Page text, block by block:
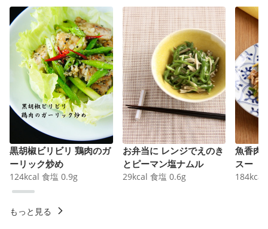
黒胡椒ビリビリ 鶏肉のガ
ーリック炒め
124kcal 食塩 0.9g
お弁当に レンジでえのき
とピーマン塩ナムル
29kcal 食塩 0.6g
魚香肉
スー
184kcal
もっと見る